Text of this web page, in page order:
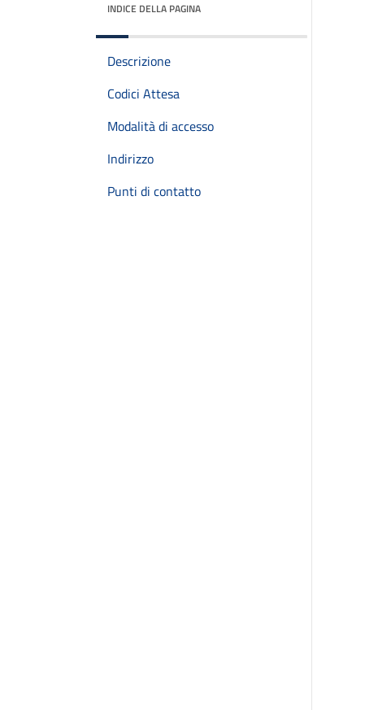
INDICE DELLA PAGINA
Descrizione
Codici Attesa
Modalità di accesso
Indirizzo
Punti di contatto